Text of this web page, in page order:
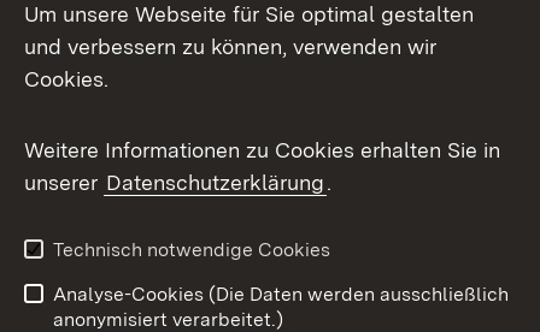
Mastodon
Messenger
Social Wall
X / Twitter
Youtube
Um unsere Webseite für Sie optimal gestalten
und verbessern zu können, verwenden wir
Cookies.
Weitere Informationen zu Cookies erhalten Sie in
unserer Datenschutzerklärung.
Technisch notwendige Cookies
Analyse-Cookies (Die Daten werden ausschließlich
anonymisiert verarbeitet.)